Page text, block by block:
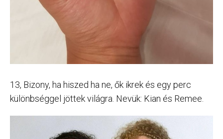
13, Bizony, ha hiszed ha ne, ők ikrek és egy perc
különbséggel jöttek világra. Nevük: Kian és Remee.